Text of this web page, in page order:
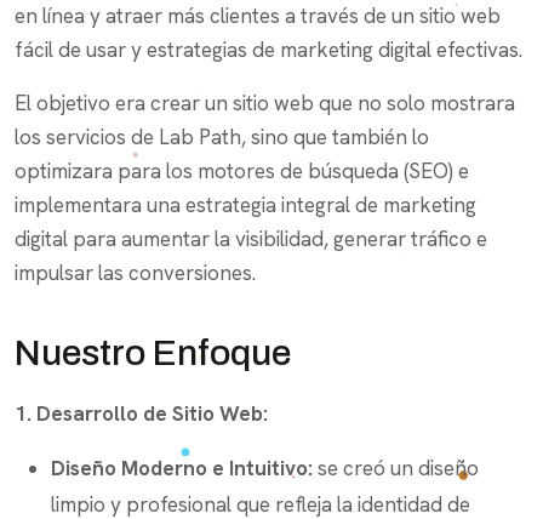
en línea y atraer más clientes a través de un sitio web
fácil de usar y estrategias de marketing digital efectivas.
El objetivo era crear un sitio web que no solo mostrara
los servicios de Lab Path, sino que también lo
optimizara para los motores de búsqueda (SEO) e
implementara una estrategia integral de marketing
digital para aumentar la visibilidad, generar tráfico e
impulsar las conversiones.
Nuestro Enfoque
1. Desarrollo de Sitio Web:
Diseño Moderno e Intuitivo: se creó un diseño
limpio y profesional que refleja la identidad de